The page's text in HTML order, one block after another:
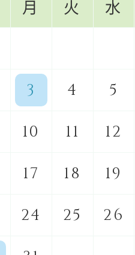
月 火 水
3 4 5
10 11 12
17 18 19
24 25 26